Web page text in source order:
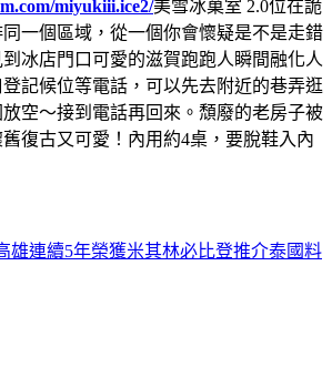
miyukiii.ice2/美雪冰菓室 2.0位在詭
一個區域，從一個你會懷疑是不是走錯
冰店門口可愛的滋賀跑跑人瞬間融化人
記候位等電話，可以先去附近的巷弄逛
空～接到電話再回來。頹廢的老房子被
復古又可愛！內用約4桌，要脫鞋入內
連續5年榮獲米其林必比登推介泰國料